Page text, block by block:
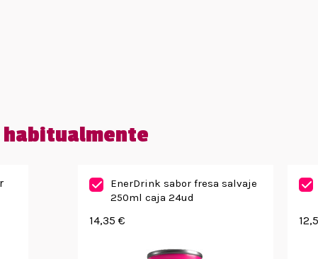
habitualmente
EnerDrink sabor fresa salvaje
250ml caja 24ud
14,35 €